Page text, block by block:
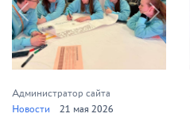
Previous Next
Администратор сайта
Новости
21 мая 2026